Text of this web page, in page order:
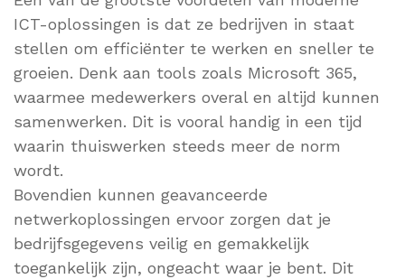
ICT-oplossingen is dat ze bedrijven in staat
stellen om efficiënter te werken en sneller te
groeien. Denk aan tools zoals Microsoft 365,
waarmee medewerkers overal en altijd kunnen
samenwerken. Dit is vooral handig in een tijd
waarin thuiswerken steeds meer de norm
wordt.
Bovendien kunnen geavanceerde
netwerkoplossingen ervoor zorgen dat je
bedrijfsgegevens veilig en gemakkelijk
toegankelijk zijn, ongeacht waar je bent. Dit